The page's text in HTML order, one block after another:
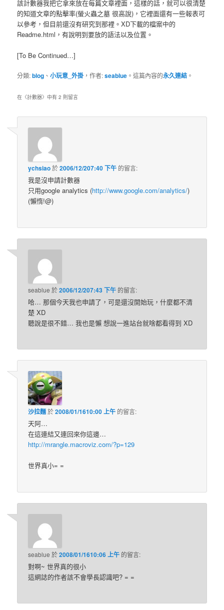
該計數器我把它拿來放在每篇文章裡面，這樣的話，就可以很清楚
的知道文章的點擊率(螢火蟲之墓 很高說)，它裡面還有一些報表可
以參考，但目前還沒有研究到那裡。XD下載的檔案中的
Readme.html，有說明到要放的語法以及位置。
[To Be Continued…]
分類:blog 、小玩意_外掛 ，作者:seablue 。這篇內容的永久連結 。
在〈計數器〉中有 2 則留言
ychsiao於2006/12/207:40 下午 的留言:
我是沒申請計數器
只用google analytics (http://www.google.com/analytics/)
(懶惰!@)
seablue 於2006/12/207:43 下午 的留言:
哈… 那個今天我也申請了，可是還沒開始玩，什麼都不清
楚 XD
聽說是很不錯… 我也是懶 想說一進站台就啥都看得到 XD
沙拉麵於2008/01/1610:00 上午 的留言:
天阿…
在這連結又連回來你這邊…
http://mrangle.macroviz.com/?p=129
世界真小= =
seablue 於2008/01/1610:06 上午 的留言:
對啊~ 世界真的很小
這網誌的作者該不會學長認識吧? = =